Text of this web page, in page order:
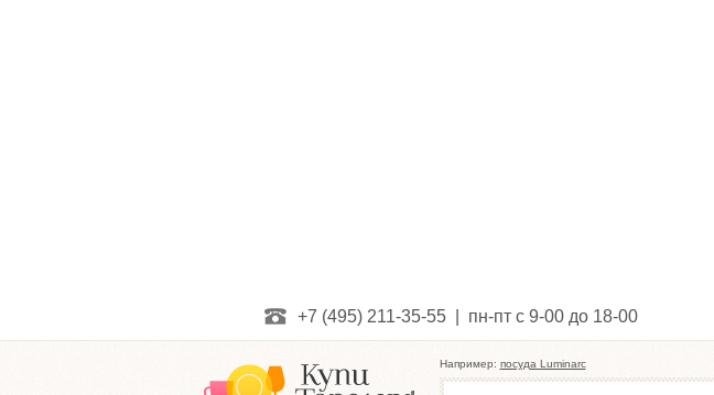
+7 (495) 211-35-55 | пн-пт с 9-00 до 18-00
Например: посуда Luminarc